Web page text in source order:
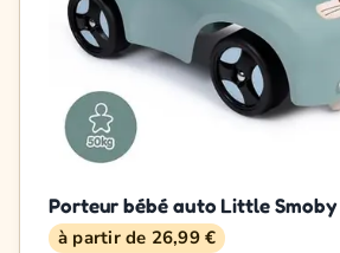
Porteur bébé auto Little Smoby
à partir de 26,99 €